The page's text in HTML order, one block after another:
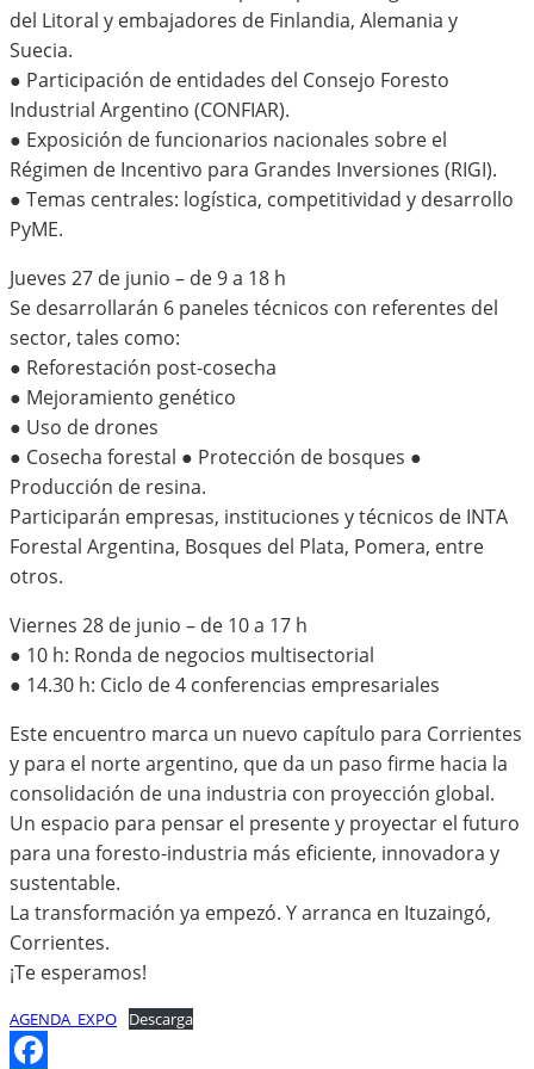
del Litoral y embajadores de Finlandia, Alemania y
Suecia.
● Participación de entidades del Consejo Foresto
Industrial Argentino (CONFIAR).
● Exposición de funcionarios nacionales sobre el
Régimen de Incentivo para Grandes Inversiones (RIGI).
● Temas centrales: logística, competitividad y desarrollo
PyME.
Jueves 27 de junio – de 9 a 18 h
Se desarrollarán 6 paneles técnicos con referentes del
sector, tales como:
● Reforestación post-cosecha
● Mejoramiento genético
● Uso de drones
● Cosecha forestal ● Protección de bosques ●
Producción de resina.
Participarán empresas, instituciones y técnicos de INTA
Forestal Argentina, Bosques del Plata, Pomera, entre
otros.
Viernes 28 de junio – de 10 a 17 h
● 10 h: Ronda de negocios multisectorial
● 14.30 h: Ciclo de 4 conferencias empresariales
Este encuentro marca un nuevo capítulo para Corrientes
y para el norte argentino, que da un paso firme hacia la
consolidación de una industria con proyección global.
Un espacio para pensar el presente y proyectar el futuro
para una foresto-industria más eficiente, innovadora y
sustentable.
La transformación ya empezó. Y arranca en Ituzaingó,
Corrientes.
¡Te esperamos!
AGENDA_EXPO Descarga